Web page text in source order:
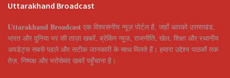
Uttarakhand Broadcast
Uttarakhand Broadcast एक विश्वसनीय न्यूज़ पोर्टल है, जहाँ आपको उत्तराखंड,
भारत और दुनिया भर की ताज़ा खबरें, ब्रेकिंग न्यूज़, राजनीति, खेल, शिक्षा और स्थानीय
अपडेट्स सबसे पहले और सटीक जानकारी के साथ मिलते हैं। हमारा उद्देश्य पाठकों तक
तेज़, निष्पक्ष और भरोसेमंद खबरें पहुँचाना है।